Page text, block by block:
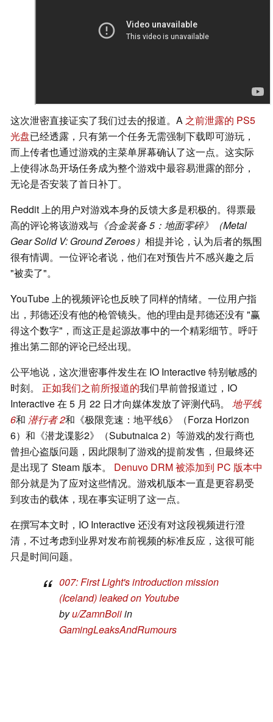
这次泄密直接证实了我们过去的报道。A 之前泄露的 PS5
光盘已经透露，只有第一个任务无需强制下载即可游玩，
而上传者也通过游戏的主菜单屏幕确认了这一点。这实际
上使得冰岛开场任务成为整个游戏中最容易泄露的部分，
无论是否安装了首日补丁。
Reddit 上的用户对游戏本身的反馈大多是积极的。得票最
高的评论将该游戏与 《合金装备 5：地面零碎》（Metal
Gear Solid V: Ground Zeroes） 相提并论，认为后者的氛围
很有情调。一位评论者说，他们在对预告片不感兴趣之后
"被卖了"。
YouTube 上的视频评论也反映了同样的情绪。一位用户指
出，邦德还没有他的枪管镜头。他的理由是邦德还没有 "赢
得这个数字"，而这正是起源故事中的一个精彩细节。呼吁
推出第二部的评论已经出现。
公平地说，这次泄密事件发生在 IO Interactive 特别敏感的
时刻。 正如我们之前所报道的我们早前曾报道过，IO
Interactive 在 5 月 22 日才向媒体发放了评测代码。 地平线
6和 潜行者 2和《极限竞速：地平线6》（Forza Horizon
6）和《潜龙谍影2》（Subutnaica 2）等游戏的发行商也
曾担心盗版问题，因此限制了游戏的提前发售，但最终还
是出现了 Steam 版本。 Denuvo DRM 被添加到 PC 版本中
部分就是为了应对这些情况。游戏机版本一直是更容易受
到攻击的载体，现在事实证明了这一点。
在撰写本文时，IO Interactive 还没有对这段视频进行澄
清，不过考虑到业界对发布前视频的标准反应，这很可能
只是时间问题。
007: First Light's introduction mission
(Iceland) leaked on Youtube
byu/ZamnBoiiin
GamingLeaksAndRumours